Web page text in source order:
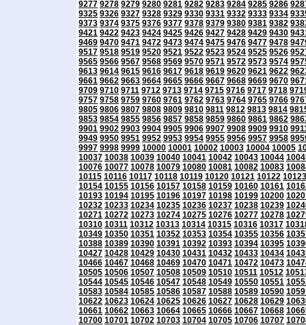
9277 9278 9279 9280 9281 9282 9283 9284 9285 9286
9325 9326 9327 9328 9329 9330 9331 9332 9333 9334
9373 9374 9375 9376 9377 9378 9379 9380 9381 9382
9421 9422 9423 9424 9425 9426 9427 9428 9429 9430
9469 9470 9471 9472 9473 9474 9475 9476 9477 9478
9517 9518 9519 9520 9521 9522 9523 9524 9525 9526
9565 9566 9567 9568 9569 9570 9571 9572 9573 9574
9613 9614 9615 9616 9617 9618 9619 9620 9621 9622
9661 9662 9663 9664 9665 9666 9667 9668 9669 9670
9709 9710 9711 9712 9713 9714 9715 9716 9717 9718
9757 9758 9759 9760 9761 9762 9763 9764 9765 9766
9805 9806 9807 9808 9809 9810 9811 9812 9813 9814
9853 9854 9855 9856 9857 9858 9859 9860 9861 9862
9901 9902 9903 9904 9905 9906 9907 9908 9909 9910
9949 9950 9951 9952 9953 9954 9955 9956 9957 9958
9997 9998 9999 10000 10001 10002 10003 10004 10005
10037 10038 10039 10040 10041 10042 10043 10044
10076 10077 10078 10079 10080 10081 10082 10083
10115 10116 10117 10118 10119 10120 10121 10122 10123
10154 10155 10156 10157 10158 10159 10160 10161
10193 10194 10195 10196 10197 10198 10199 10200
10232 10233 10234 10235 10236 10237 10238 10239
10271 10272 10273 10274 10275 10276 10277 10278
10310 10311 10312 10313 10314 10315 10316 10317
10349 10350 10351 10352 10353 10354 10355 10356
10388 10389 10390 10391 10392 10393 10394 10395
10427 10428 10429 10430 10431 10432 10433 10434
10466 10467 10468 10469 10470 10471 10472 10473
10505 10506 10507 10508 10509 10510 10511 10512
10544 10545 10546 10547 10548 10549 10550 10551
10583 10584 10585 10586 10587 10588 10589 10590
10622 10623 10624 10625 10626 10627 10628 10629
10661 10662 10663 10664 10665 10666 10667 10668
10700 10701 10702 10703 10704 10705 10706 10707